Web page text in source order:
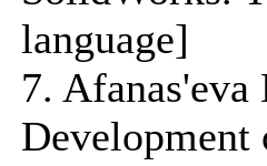
language]
7.